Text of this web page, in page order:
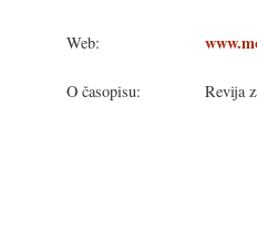
Web:
O časopisu: Revija